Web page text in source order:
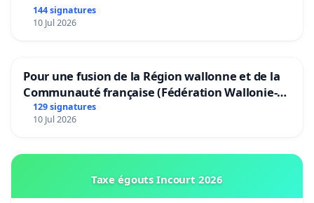
144 signatures
10 Jul 2026
Pour une fusion de la Région wallonne et de la
Communauté française (Fédération Wallonie-
Bruxelles)
129 signatures
10 Jul 2026
Taxe égouts Incourt 2026